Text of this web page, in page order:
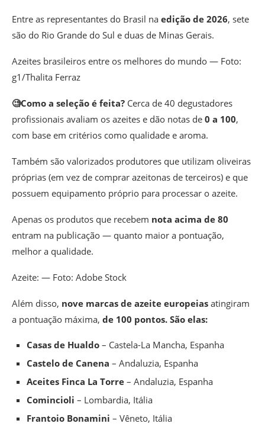
Entre as representantes do Brasil na edição de 2026, sete
são do Rio Grande do Sul e duas de Minas Gerais.
Azeites brasileiros entre os melhores do mundo — Foto:
g1/Thalita Ferraz
🧐​Como a seleção é feita? Cerca de 40 degustadores
profissionais avaliam os azeites e dão notas de 0 a 100,
com base em critérios como qualidade e aroma.
Também são valorizados produtores que utilizam oliveiras
próprias (em vez de comprar azeitonas de terceiros) e que
possuem equipamento próprio para processar o azeite.
Apenas os produtos que recebem nota acima de 80
entram na publicação — quanto maior a pontuação,
melhor a qualidade.
Azeite: — Foto: Adobe Stock
Além disso, nove marcas de azeite europeias atingiram
a pontuação máxima, de 100 pontos. São elas:
Casas de Hualdo – Castela-La Mancha, Espanha
Castelo de Canena – Andaluzia, Espanha
Aceites Finca La Torre – Andaluzia, Espanha
Comincioli – Lombardia, Itália
Frantoio Bonamini – Vêneto, Itália